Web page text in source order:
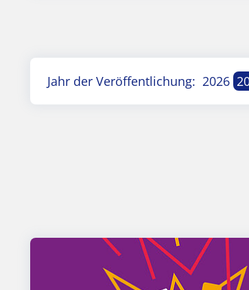
Jahr der Veröffentlichung: 2026